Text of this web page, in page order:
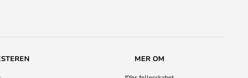
MER OM